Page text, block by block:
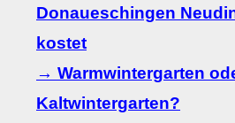
Donaueschingen
kostet
→ Warmwintergarten
Kaltwintergarten?